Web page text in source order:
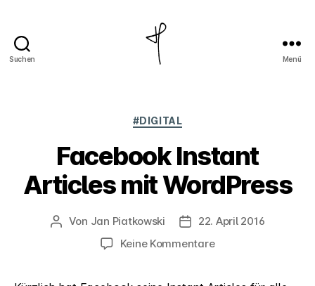
Suchen Menü
Kategorien
#DIGITAL
Facebook Instant
Articles mit WordPress
Beitragsautor
Von Jan Piatkowski Veröffentlichungsdatum
22. April 2016
Keine Kommentarezu